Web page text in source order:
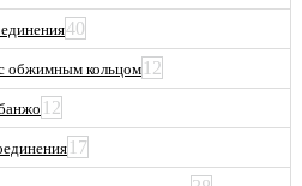
40
обжимным кольцом 12
12
17